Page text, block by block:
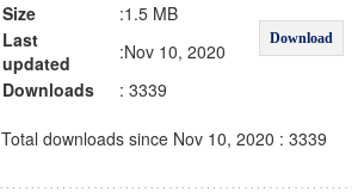
Download
Size
:1.5 MB
Last
updated
:Nov 10, 2020
Downloads
: 3339
Total downloads since Nov 10, 2020 : 3339